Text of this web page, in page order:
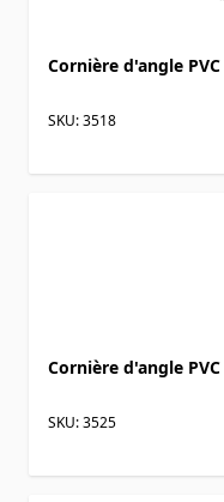
Cornière d'angle
SKU: 3518
Cornière d'angle
SKU: 3525